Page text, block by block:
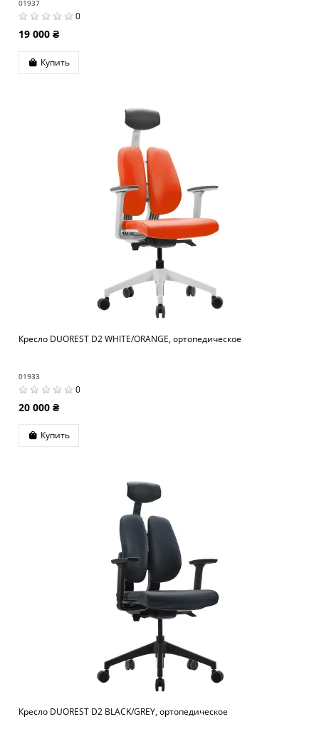
01937
0
19 000 ₴
Купить
Кресло DUOREST D2 WHITE/ORANGE, ортопедическое
01933
0
20 000 ₴
Купить
Кресло DUOREST D2 BLACK/GREY, ортопедическое